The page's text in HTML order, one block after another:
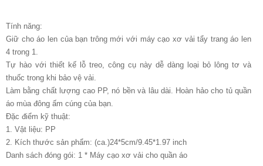
Tính năng:
Giữ cho áo len của bạn trông mới với máy cạo xơ vải tẩy trang áo len
4 trong 1.
Tự hào với thiết kế lỗ treo, công cụ này dễ dàng loại bỏ lông tơ và
thuốc trong khi bảo vệ vải.
Làm bằng chất lượng cao PP, nó bền và lâu dài. Hoàn hảo cho tủ quần
áo mùa đông ấm cúng của bạn.
Đặc điểm kỹ thuật:
1. Vật liệu: PP
2. Kích thước sản phẩm: (ca.)24*5cm/9.45*1.97 inch
Danh sách đóng gói: 1 * Máy cạo xơ vải cho quần áo